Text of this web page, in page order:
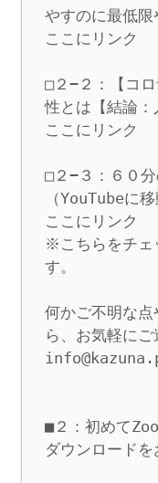
やすのに最低
ここにリンク
□２−２：【コ
性とは【結論：
ここにリンク
□２−３：６０
（YouTubeに移
ここにリンク
※こちらをチェ
す。
何かご不明な
ら、お気軽に
■２：初めて
ダウンロードを